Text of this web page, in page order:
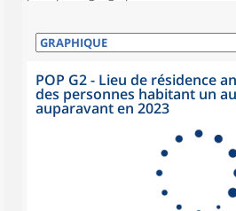
POP G2 - Lieu de résidence
des personnes habitant un
auparavant en 2023